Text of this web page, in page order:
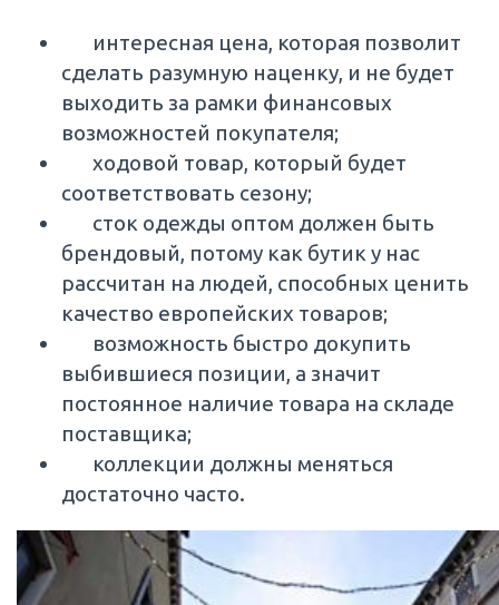
интересная цена, которая позволит
сделать разумную наценку, и не будет
выходить за рамки финансовых
возможностей покупателя;
ходовой товар, который будет
соответствовать сезону;
сток одежды оптом должен быть
брендовый, потому как бутик у нас
рассчитан на людей, способных ценить
качество европейских товаров;
возможность быстро докупить
выбившиеся позиции, а значит
постоянное наличие товара на складе
поставщика;
коллекции должны меняться
достаточно часто.